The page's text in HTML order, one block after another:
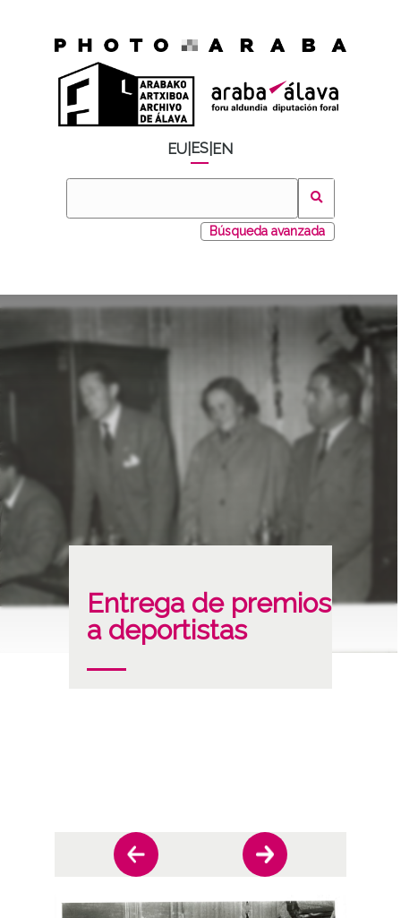
EU ES EN
Búsqueda avanzada
Entrega de premios
a deportistas